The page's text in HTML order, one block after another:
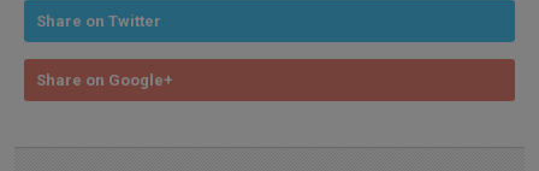
Share on Twitter
Share on Google+